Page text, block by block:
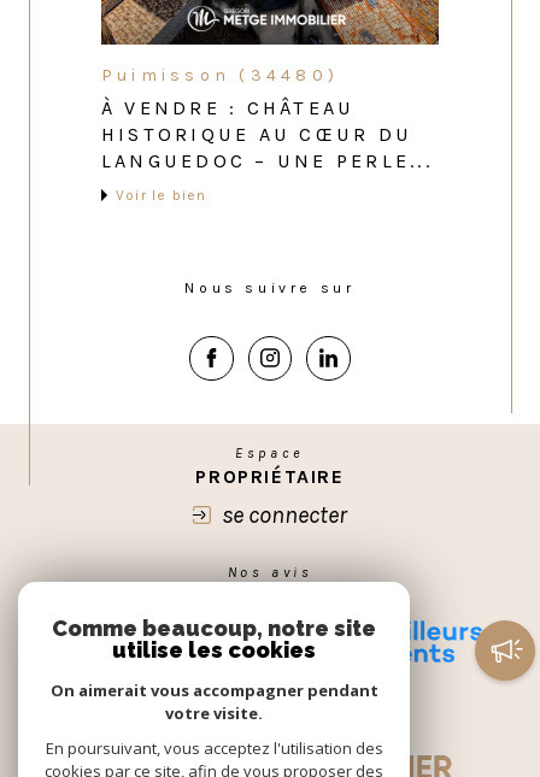
Puimisson (34480)
À VENDRE : CHÂTEAU
HISTORIQUE AU CŒUR DU
LANGUEDOC – UNE PERLE...
Voir le bien
Nous suivre sur
Espace
PROPRIÉTAIRE
se connecter
Nos avis
Comme beaucoup, notre site
utilise les cookies
On aimerait vous accompagner pendant
votre visite.
En poursuivant, vous acceptez l'utilisation des
cookies par ce site, afin de vous proposer des